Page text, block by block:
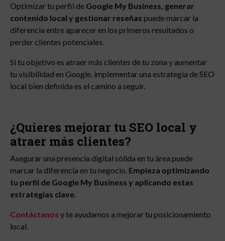
Optimizar tu perfil de Google My Business, generar
contenido local y gestionar reseñas puede marcar la
diferencia entre aparecer en los primeros resultados o
perder clientes potenciales.
Si tu objetivo es atraer más clientes de tu zona y aumentar
tu visibilidad en Google, implementar una estrategia de SEO
local bien definida es el camino a seguir.
¿Quieres mejorar tu SEO local y
atraer más clientes?
Asegurar una presencia digital sólida en tu área puede
marcar la diferencia en tu negocio. Empieza optimizando
tu perfil de Google My Business y aplicando estas
estrategias clave.
Contáctanos y te ayudamos a mejorar tu posicionamiento
local.